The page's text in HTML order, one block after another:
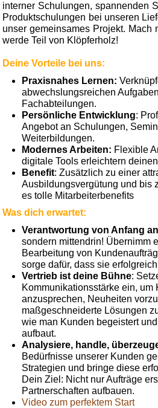
interner Schulungen, spannenden
Produktschulungen bei unseren
unser gemeinsames Projekt. Mach
werde Teil von Klöpferholz!
Deine Vorteile bei uns:
Praxisnahes Lernen:
abwechslungsreichen
Fachabteilungen.
Persönliche Entwicklung:
Angebot an Schulungen,
Weiterbildungen.
Modernes Arbeiten: Flexible
digitale Tools erleichtern
Benefit: Zusätzlich zu einer
Ausbildungsvergütung und bis
es tolle Mitarbeiterbenefits
Was dich erwartet:
Verantwortung von Anfang an
sondern mittendrin! Übernimm
Bearbeitung von
sorge dafür, dass sie
Vertrieb ist deine Bühne:
Kommunikationsstärke ein, um
anzusprechen, Neuheiten
maßgeschneiderte Lösungen
wie man Kunden begeistert
aufbaut.
Analysiere, handle,
Bedürfnisse unserer Kunden
Strategien und bringe diese
Dein Ziel: Nicht nur Aufträge
Partnerschaften aufbauen.
Video zum perfektem Start